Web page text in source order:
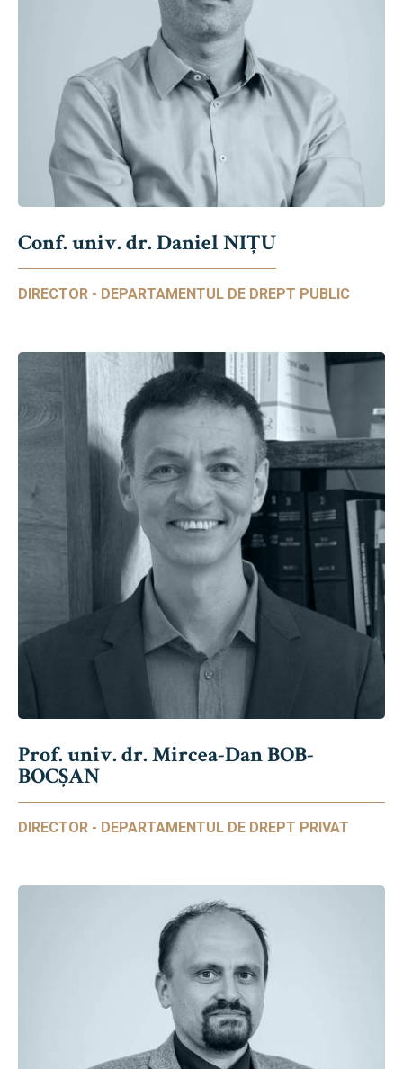
Conf. univ. dr. Daniel NIŢU
DIRECTOR - DEPARTAMENTUL DE DREPT PUBLIC
Prof. univ. dr. Mircea-Dan BOB-
BOCȘAN
DIRECTOR - DEPARTAMENTUL DE DREPT PRIVAT